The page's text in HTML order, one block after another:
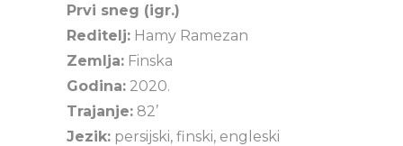
Prvi sneg (igr.)
Reditelj: Hamy Ramezan
Zemlja: Finska
Godina: 2020.
Trajanje: 82’
Jezik: persijski, finski, engleski